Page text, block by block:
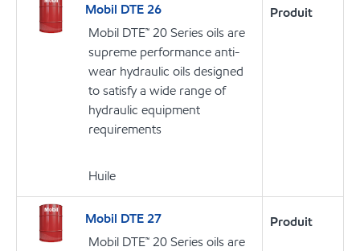
Mobil DTE 26
Mobil DTE™ 20 Series oils are
supreme performance anti-
wear hydraulic oils designed
to satisfy a wide range of
hydraulic equipment
requirements
Huile
Produit
Mobil DTE 27
Mobil DTE™ 20 Series oils are
Produit